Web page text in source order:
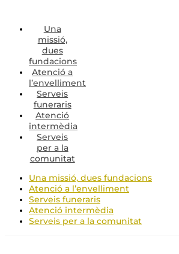
Una
missió,
dues
fundacions
Atenció a
l’envelliment
Serveis
funeraris
Atenció
intermèdia
Serveis
per a la
comunitat
Una missió, dues fundacions
Atenció a l’envelliment
Serveis funeraris
Atenció intermèdia
Serveis per a la comunitat